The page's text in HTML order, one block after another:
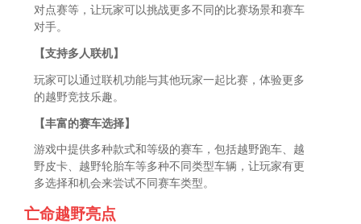
对点赛等，让玩家可以挑战更多不同的比赛场景和赛车
对手。
【支持多人联机】
玩家可以通过联机功能与其他玩家一起比赛，体验更多
的越野竞技乐趣。
【丰富的赛车选择】
游戏中提供多种款式和等级的赛车，包括越野跑车、越
野皮卡、越野轮胎车等多种不同类型车辆，让玩家有更
多选择和机会来尝试不同赛车类型。
亡命越野亮点